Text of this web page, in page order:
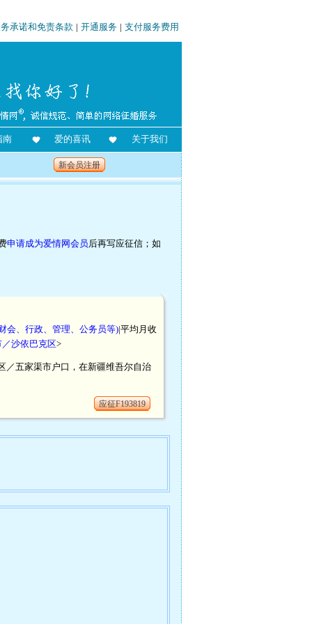
承诺和免责条款 | 开通服务 | 支付服务费用
南 爱的喜讯 关于我们
新会员注册
申请成为爱情网会员后再写应征信；如
会、行政、管理、公务员等)|平均月收
沙依巴克区>
／五家渠市户口，在新疆维吾尔自治
应征F193819